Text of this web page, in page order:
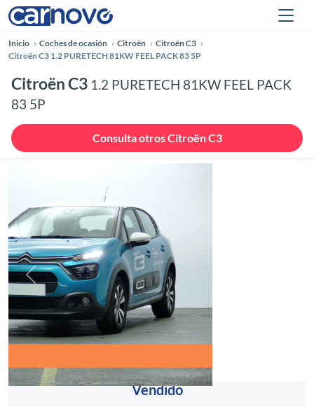
Inicio Coches de ocasión Citroën
Citroën C3
Citroën C3 1.2 PURETECH 81KW FEEL PACK 83 5P
Citroën C3 1.2 PURETECH 81KW FEEL PACK
83 5P
Consulta otros Citroën C3
Anterior
Vendido